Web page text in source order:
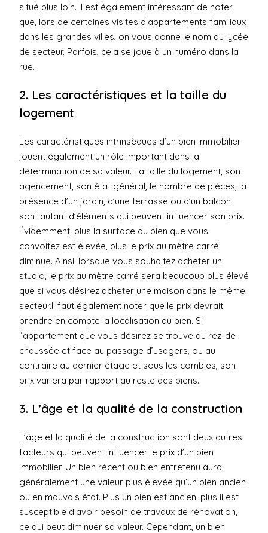
situé plus loin. Il est également intéressant de noter
que, lors de certaines visites d’appartements familiaux
dans les grandes villes, on vous donne le nom du lycée
de secteur. Parfois, cela se joue à un numéro dans la
rue.
2. Les caractéristiques et la taille du
logement
Les caractéristiques intrinsèques d’un bien immobilier
jouent également un rôle important dans la
détermination de sa valeur. La taille du logement, son
agencement, son état général, le nombre de pièces, la
présence d’un jardin, d’une terrasse ou d’un balcon
sont autant d’éléments qui peuvent influencer son prix.
Évidemment, plus la surface du bien que vous
convoitez est élevée, plus le prix au mètre carré
diminue. Ainsi, lorsque vous souhaitez acheter un
studio, le prix au mètre carré sera beaucoup plus élevé
que si vous désirez acheter une maison dans le même
secteur.Il faut également noter que le prix devrait
prendre en compte la localisation du bien. Si
l’appartement que vous désirez se trouve au rez-de-
chaussée et face au passage d’usagers, ou au
contraire au dernier étage et sous les combles, son
prix variera par rapport au reste des biens.
3. L’âge et la qualité de la construction
L’âge et la qualité de la construction sont deux autres
facteurs qui peuvent influencer le prix d’un bien
immobilier. Un bien récent ou bien entretenu aura
généralement une valeur plus élevée qu’un bien ancien
ou en mauvais état. Plus un bien est ancien, plus il est
susceptible d’avoir besoin de travaux de rénovation,
ce qui peut diminuer sa valeur. Cependant, un bien